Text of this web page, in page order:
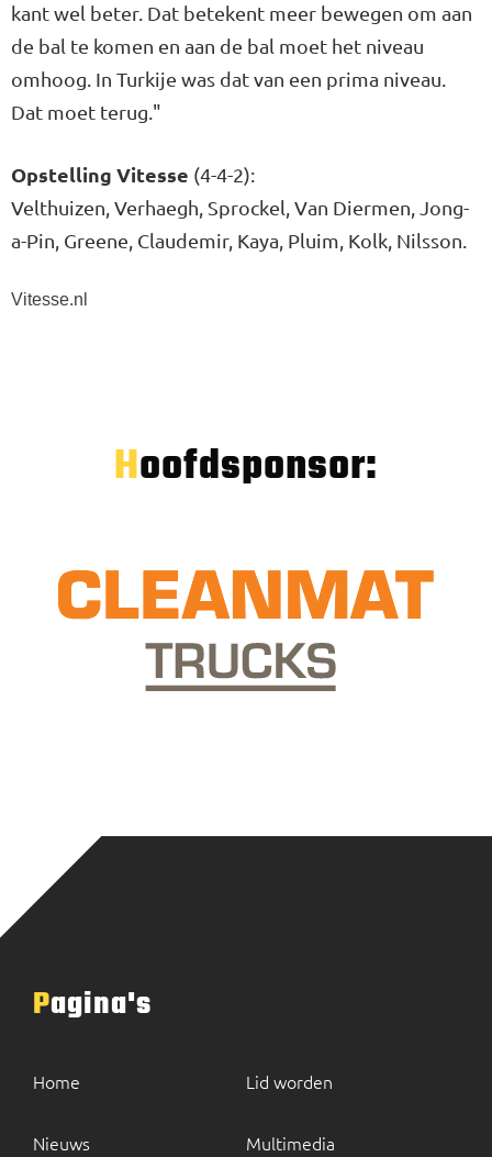
kant wel beter. Dat betekent meer bewegen om aan
de bal te komen en aan de bal moet het niveau
omhoog. In Turkije was dat van een prima niveau.
Dat moet terug."
Opstelling Vitesse (4-4-2):
Velthuizen, Verhaegh, Sprockel, Van Diermen, Jong-
a-Pin, Greene, Claudemir, Kaya, Pluim, Kolk, Nilsson.
Vitesse.nl
Hoofdsponsor:
Pagina's
Home
Nieuws
Lid worden
Multimedia